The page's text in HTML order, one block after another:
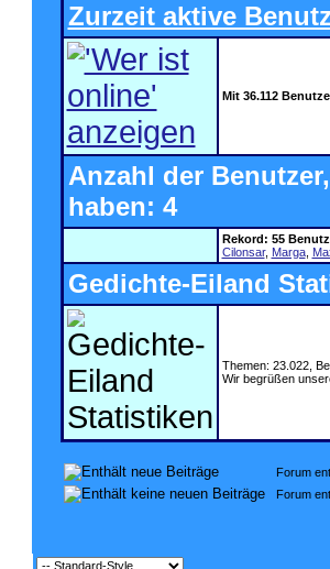
Zurzeit aktive
Mit 36.112
Anzahl der
haben: 4
Rekord: 55
Cilonsar, Marga,
Gedichte-Eiland
Themen: 23.022,
Wir begrüßen
Forum
Forum